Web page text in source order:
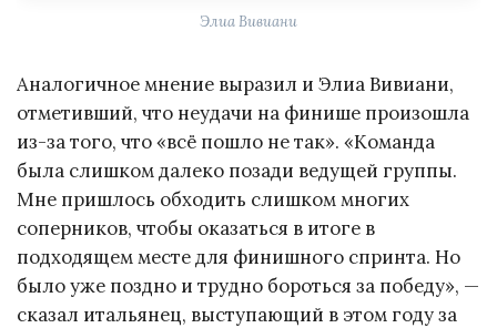
Элиа Вивиани
Аналогичное мнение выразил и Элиа Вивиани,
отметивший, что неудачи на финише произошла
из-за того, что «всё пошло не так». «Команда
была слишком далеко позади ведущей группы.
Мне пришлось обходить слишком многих
соперников, чтобы оказаться в итоге в
подходящем месте для финишного спринта. Но
было уже поздно и трудно бороться за победу», —
сказал итальянец, выступающий в этом году за